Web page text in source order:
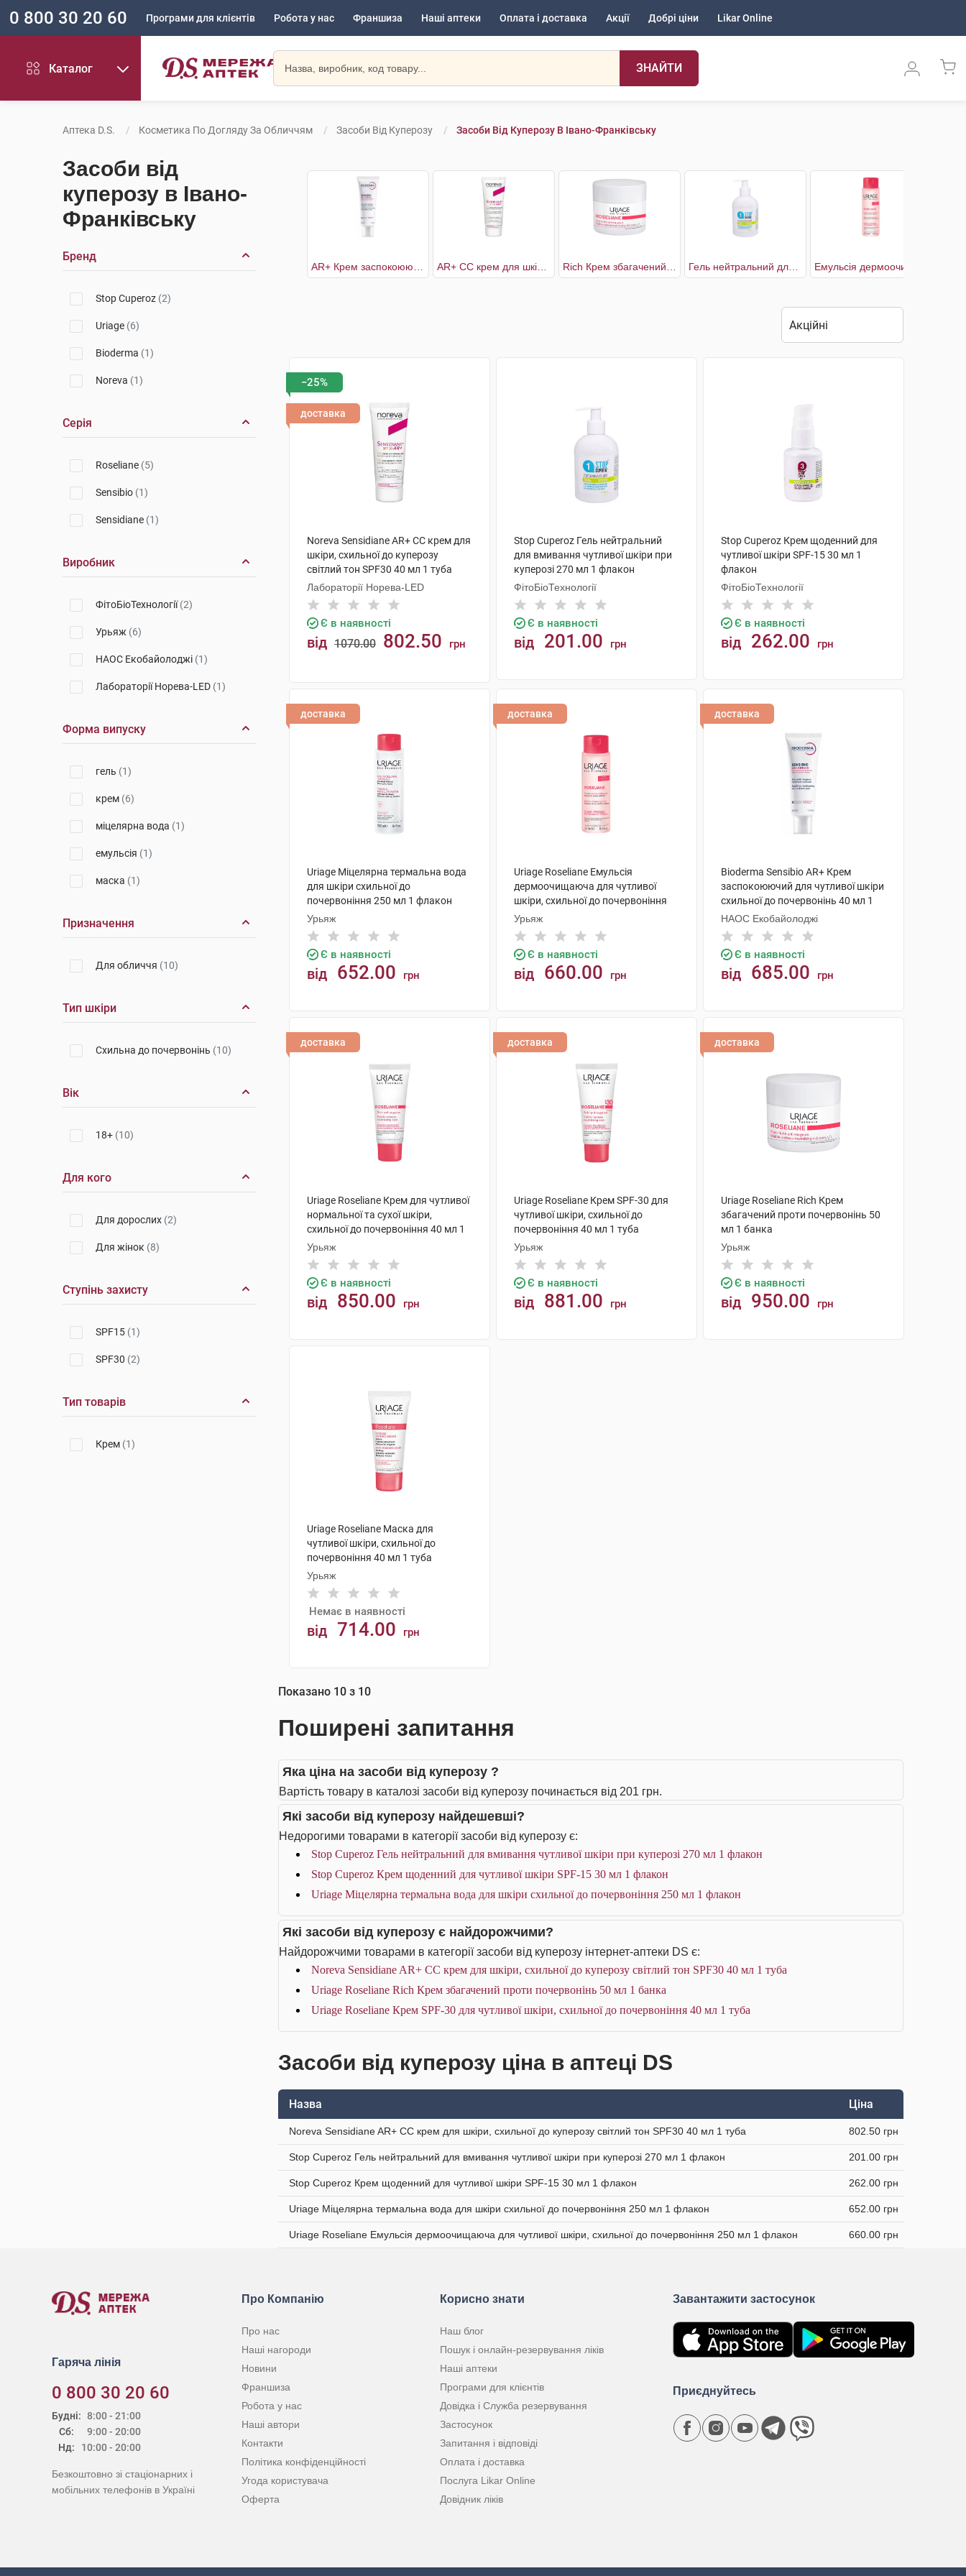
0 800 30 20 60 Програми для клієнтів Робота у нас Франшиза Наші аптеки Оплата і доставка Акції Добрі ціни Likar Online
Каталог ЗНАЙТИ
Аптека D.S. Косметика По Догляду За Обличчям Засоби Від Куперозу Засоби Від Куперозу В Івано-Франківську
Засоби від
куперозу в Івано-
Франківську
Бренд
Stop Cuperoz (2)
Uriage (6)
Bioderma (1)
Noreva (1)
Серія
Roseliane (5)
Sensibio (1)
Sensidiane (1)
Виробник
ФітоБіоТехнології(2)
Урьяж (6)
НАОС Екобайолоджі (1)
Лабораторії Норева-LED (1)
Форма випуску
гель (1)
крем (6)
міцелярна вода (1)
емульсія (1)
маска (1)
Призначення
Для обличчя (10)
Тип шкіри
Схильна до почервонінь (10)
Вік
18+ (10)
Для кого
Для дорослих (2)
Для жінок (8)
Ступінь захисту
SPF15 (1)
SPF30 (2)
Тип товарів
Крем (1)
−25%
доставка
Noreva Sensidiane AR+ СС крем для
шкіри, схильної до куперозу
світлий тон SPF30 40 мл 1 туба
Лабораторії Норева-LED
Є в наявності
від 1070.00 802.50 грн
Stop Cuperoz Гель нейтральний
для вмивання чутливої шкіри при
куперозі 270 мл 1 флакон
ФітоБіоТехнології
Є в наявності
від 201.00 грн
Stop Cuperoz Крем щоденний для
чутливої шкіри SPF-15 30 мл 1
флакон
ФітоБіоТехнології
Є в наявності
від 262.00 грн
доставка
Uriage Міцелярна термальна вода
для шкіри схильної до
почервоніння 250 мл 1 флакон
Урьяж
Є в наявності
від 652.00 грн
доставка
Uriage Roseliane Емульсія
дермоочищаюча для чутливої
шкіри, схильної до почервоніння
250 мл 1 флакон
Урьяж
Є в наявності
від 660.00 грн
доставка
Bioderma Sensibio AR+ Крем
заспокоюючий для чутливої шкіри
схильної до почервонінь 40 мл 1
туба
НАОС Екобайолоджі
Є в наявності
від 685.00 грн
доставка
Uriage Roseliane Крем для чутливої
нормальної та сухої шкіри,
схильної до почервоніння 40 мл 1
туба
Урьяж
Є в наявності
від 850.00 грн
доставка
Uriage Roseliane Крем SPF-30 для
чутливої шкіри, схильної до
почервоніння 40 мл 1 туба
Урьяж
Є в наявності
від 881.00 грн
доставка
Uriage Roseliane Rich Крем
збагачений проти почервонінь 50
мл 1 банка
Урьяж
Є в наявності
від 950.00 грн
Uriage Roseliane Маска для
чутливої шкіри, схильної до
почервоніння 40 мл 1 туба
Урьяж
Немає в наявності
від 714.00 грн
АНАЛОГИ
Показано 10 з 10
Поширені запитання
Яка ціна на засоби від куперозу ?
Вартість товару в каталозі засоби від куперозу починається від 201 грн.
Які засоби від куперозу найдешевші?
Недорогими товарами в категорії засоби від куперозу є:
Stop Cuperoz Гель нейтральний для вмивання чутливої шкіри при куперозі 270 мл 1 флакон
Stop Cuperoz Крем щоденний для чутливої шкіри SPF-15 30 мл 1 флакон
Uriage Міцелярна термальна вода для шкіри схильної до почервоніння 250 мл 1 флакон
Які засоби від куперозу є найдорожчими?
Найдорожчими товарами в категорії засоби від куперозу інтернет-аптеки DS є:
Noreva Sensidiane AR+ СС крем для шкіри, схильної до куперозу світлий тон SPF30 40 мл 1 туба
Uriage Roseliane Rich Крем збагачений проти почервонінь 50 мл 1 банка
Uriage Roseliane Крем SPF-30 для чутливої шкіри, схильної до почервоніння 40 мл 1 туба
Засоби від куперозу ціна в аптеці DS
Назва Ціна
Noreva Sensidiane AR+ СС крем для шкіри, схильної до куперозу світлий тон SPF30 40 мл 1 туба 802.50 грн
Stop Cuperoz Гель нейтральний для вмивання чутливої шкіри при куперозі 270 мл 1 флакон 201.00 грн
Stop Cuperoz Крем щоденний для чутливої шкіри SPF-15 30 мл 1 флакон 262.00 грн
Uriage Міцелярна термальна вода для шкіри схильної до почервоніння 250 мл 1 флакон 652.00 грн
Uriage Roseliane Емульсія дермоочищаюча для чутливої шкіри, схильної до почервоніння 250 мл 1 флакон 660.00 грн
Гаряча лінія
0 800 30 20 60
Будні:
Сб:
Нд:
8:00 - 21:00
9:00 - 20:00
10:00 - 20:00
Безкоштовно зі стаціонарних і
мобільних телефонів в Україні
Про Компанію
Про нас
Наші нагороди
Новини
Франшиза
Робота у нас
Наші автори
Контакти
Політика конфіденційності
Угода користувача
Оферта
Корисно знати
Наш блог
Пошук і онлайн-резервування ліків
Наші аптеки
Програми для клієнтів
Довідка і Служба резервування
Застосунок
Запитання і відповіді
Оплата і доставка
Послуга Likar Online
Довідник ліків
Завантажити застосунок
Приєднуйтесь